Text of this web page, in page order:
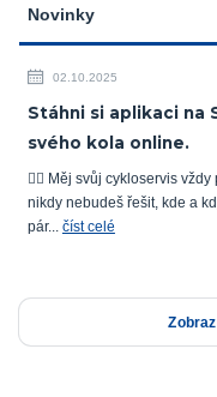
Novinky
02.10.2025
Stáhni si aplikaci na
svého kola online.
🚴‍♂️ Měj svůj cykloservis
nikdy nebudeš řešit, kde a
pár... číst celé